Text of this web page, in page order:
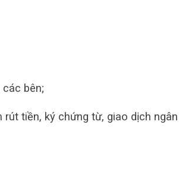
bên;
tiền, ký chứng từ, giao dịch ngân